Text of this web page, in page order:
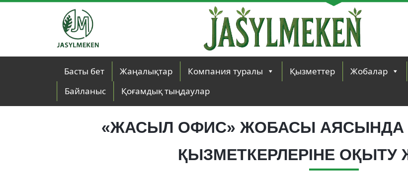
Skip to main content
Басты бет Жаңалықтар Компания туралы Қызметтер Жобалар
Байланыс
Қоғамдық тыңдаулар
«ЖАСЫЛ ОФИС» ЖОБАСЫ АЯСЫНДА
ҚЫЗМЕТКЕРЛЕРІНЕ ОҚЫТУ